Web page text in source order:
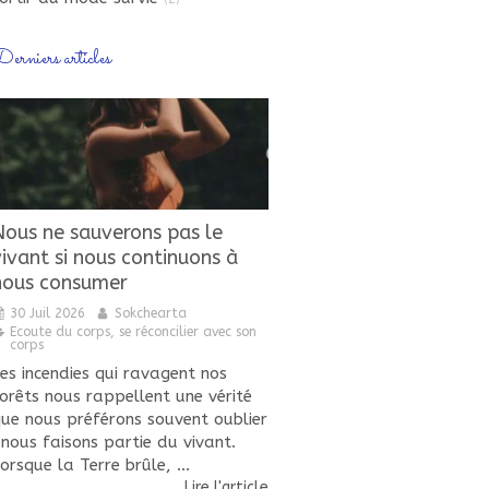
articles
ne sauverons pas le
si nous continuons à
consumer
30 Juil 2026
Sokchearta
Ecoute du corps, se réconcilier avec son
corps
incendies qui ravagent nos
nous rappellent une vérité
nous préférons souvent oublier
faisons partie du vivant.
la Terre brûle, ...